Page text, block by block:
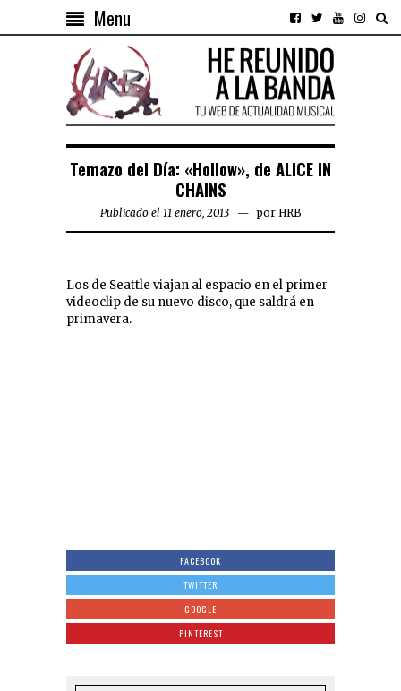
Menu
Temazo del Día: «Hollow», de ALICE IN
CHAINS
Publicado el 11 enero, 2013 por HRB
Los de Seattle viajan al espacio en el primer
videoclip de su nuevo disco, que saldrá en
primavera.
FACEBOOK
TWITTER
GOOGLE
PINTEREST